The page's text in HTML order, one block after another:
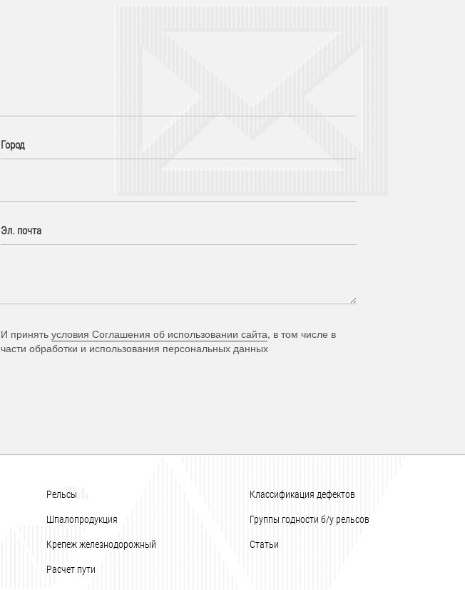
Город
Эл. почта
И принять условия Соглашения об использовании сайта, в том числе в
части обработки и использования персональных данных
Рельсы
Шпалопродукция
Крепеж железнодорожный
Расчет пути
Классификация дефектов
Группы годности б/у рельсов
Статьи